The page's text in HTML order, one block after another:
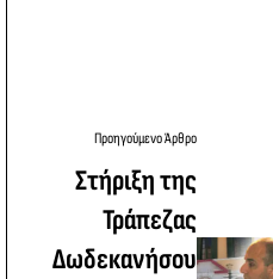
Προηγούμενο Άρθρο
Στήριξη της
Τράπεζας
Δωδεκανήσου